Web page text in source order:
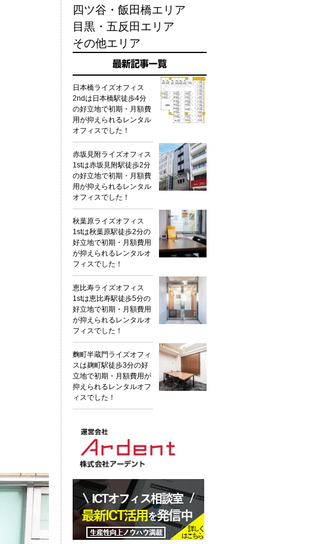
四ツ谷・飯田橋エリア
目黒・五反田エリア
その他エリア
日本橋ライズオフィス
2ndは日本橋駅徒歩4分
の好立地で初期・月額費
用が抑えられるレンタル
オフィスでした！
赤坂見附ライズオフィス
1stは赤坂見附駅徒歩2分
の好立地で初期・月額費
用が抑えられるレンタル
オフィスでした！
秋葉原ライズオフィス
1stは秋葉原駅徒歩2分の
好立地で初期・月額費用
が抑えられるレンタルオ
フィスでした！
恵比寿ライズオフィス
1stは恵比寿駅徒歩5分の
好立地で初期・月額費用
が抑えられるレンタルオ
フィスでした！
麴町半蔵門ライズオフィ
スは麹町駅徒歩3分の好
立地で初期・月額費用が
抑えられるレンタルオフ
ィスでした！